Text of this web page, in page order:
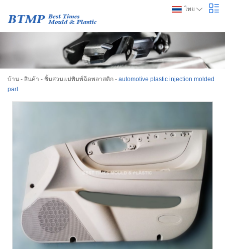
ไทย
บ้าน - สินค้า - ชิ้นส่วนแม่พิมพ์ฉีดพลาสติก - automotive plastic injection molded
part